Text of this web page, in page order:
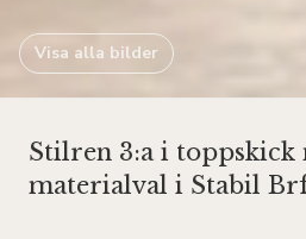
Visa alla bilder
Stilren 3:a i toppskick
materialval i Stabil